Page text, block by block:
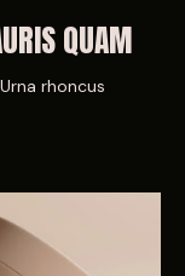
QUAM
rhoncus